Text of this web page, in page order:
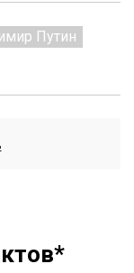
Путин